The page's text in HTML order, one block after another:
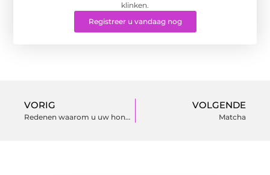
klinken.
Registreer u vandaag nog
VORIG
Redenen waarom u uw hond Acana hondenvoer zou moeten voeren
VOLGENDE
Matcha